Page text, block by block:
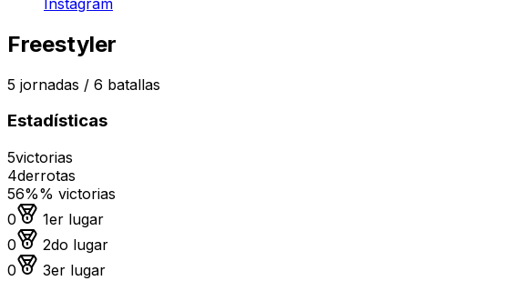
Freestyler
5 jornadas / 6 batallas
Estadísticas
5victorias
4derrotas
56%% victorias
0
Medalla de oro
1er lugar
0
Medalla de plata
2do lugar
0
Medalla de bronce
3er lugar